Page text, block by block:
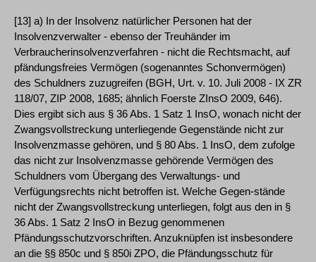
[13] a) In der Insolvenz natürlicher Personen hat der
Insolvenzverwalter - ebenso der Treuhänder im
Verbraucherinsolvenzverfahren - nicht die Rechtsmacht, auf
pfändungsfreies Vermögen (sogenanntes Schonvermögen)
des Schuldners zuzugreifen (BGH, Urt. v. 10. Juli 2008 - IX ZR
118/07, ZIP 2008, 1685; ähnlich Foerste ZInsO 2009, 646).
Dies ergibt sich aus § 36 Abs. 1 Satz 1 InsO, wonach nicht der
Zwangsvollstreckung unterliegende Gegenstände nicht zur
Insolvenzmasse gehören, und § 80 Abs. 1 InsO, dem zufolge
das nicht zur Insolvenzmasse gehörende Vermögen des
Schuldners vom Übergang des Verwaltungs- und
Verfügungsrechts nicht betroffen ist. Welche Gegen-stände
nicht der Zwangsvollstreckung unterliegen, folgt aus den in §
36 Abs. 1 Satz 2 InsO in Bezug genommenen
Pfändungsschutzvorschriften. Anzuknüpfen ist insbesondere
an die §§ 850c und § 850i ZPO, die Pfändungsschutz für